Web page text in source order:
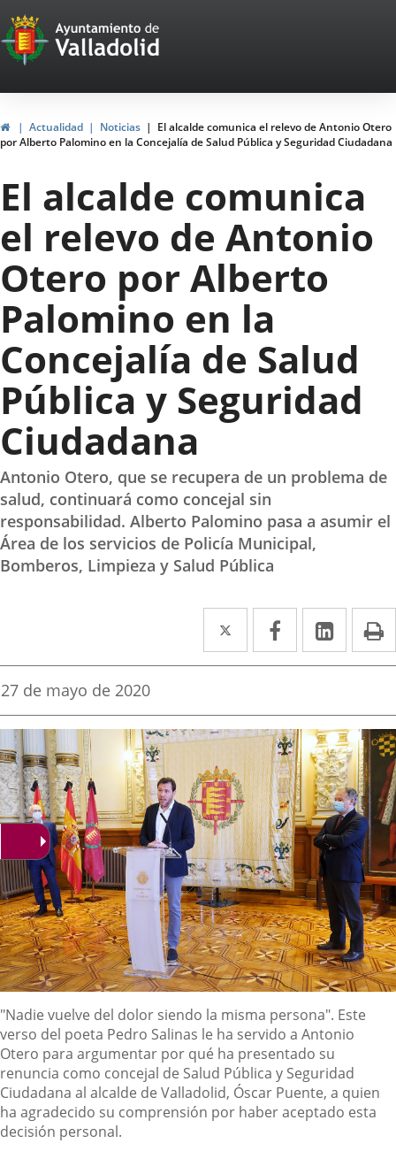
Portal
Web
del
Ayuntamiento
de
Valladolid
HomeActualidad Noticias
El alcalde comunica el relevo de Antonio Otero
por Alberto Palomino en la Concejalía de Salud Pública y Seguridad Ciudadana
El alcalde comunica
el relevo de Antonio
Otero por Alberto
Palomino en la
Concejalía de Salud
Pública y Seguridad
Ciudadana
Antonio Otero, que se recupera de un problema de
salud, continuará como concejal sin
responsabilidad. Alberto Palomino pasa a asumir el
Área de los servicios de Policía Municipal,
Bomberos, Limpieza y Salud Pública
Twitter
Enlace
a
aplicación
externa.
Facebook
Enlace
a
aplicación
externa.
Enlace
a
Fecha
la
noticia
27 de mayo de 2020
Descripción
"Nadie vuelve del dolor siendo la misma persona". Este
verso del poeta Pedro Salinas le ha servido a Antonio
Otero para argumentar por qué ha presentado su
renuncia como concejal de Salud Pública y Seguridad
Ciudadana al alcalde de Valladolid, Óscar Puente, a quien
ha agradecido su comprensión por haber aceptado esta
decisión personal.